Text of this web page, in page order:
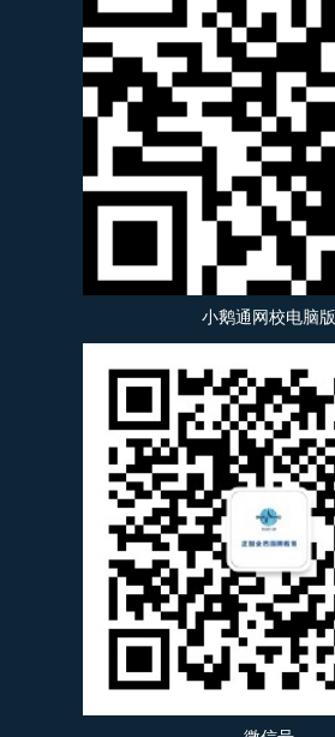
小鹅通网校电脑版